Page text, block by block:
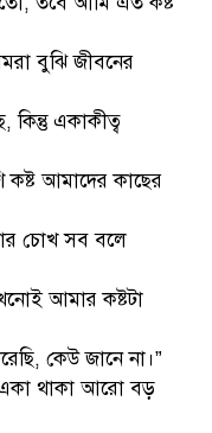
বুঝি জীবনের
কিন্তু একাকীত্ব
আমাদের কাছের
চোখ সব বলে
আমার কষ্টটা
কেউ জানে না।”
একা থাকা আরো বড়